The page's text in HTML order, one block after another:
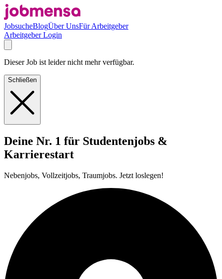
JobsucheBlogÜber UnsFür Arbeitgeber
Arbeitgeber Login
Dieser Job ist leider nicht mehr verfügbar.
Schließen
Deine Nr. 1 für Studentenjobs &
Karrierestart
Nebenjobs, Vollzeitjobs, Traumjobs. Jetzt loslegen!